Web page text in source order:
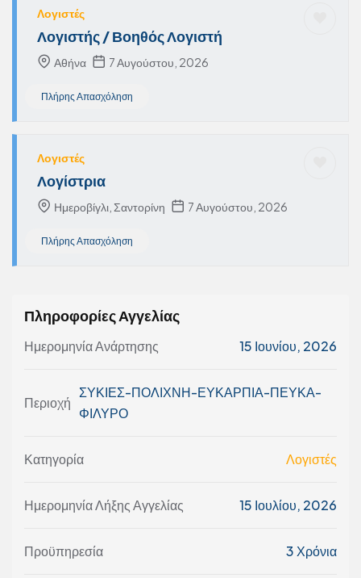
Λογιστές
Λογιστής / Βοηθός Λογιστή
Αθήνα 7 Αυγούστου, 2026
Πλήρης Απασχόληση
Λογιστές
Λογίστρια
Ημεροβίγλι, Σαντορίνη 7 Αυγούστου, 2026
Πλήρης Απασχόληση
Πληροφορίες Αγγελίας
Ημερομηνία Ανάρτησης 15 Ιουνίου, 2026
Περιοχή
ΣΥΚΙΕΣ-ΠΟΛΙΧΝΗ-ΕΥΚΑΡΠΙΑ-ΠΕΥΚΑ-
ΦΙΛΥΡΟ
Κατηγορία Λογιστές
Ημερομηνία Λήξης Αγγελίας 15 Ιουλίου, 2026
Προϋπηρεσία 3 Χρόνια